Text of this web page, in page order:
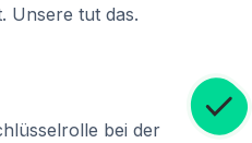
Unsere tut das.
bei der